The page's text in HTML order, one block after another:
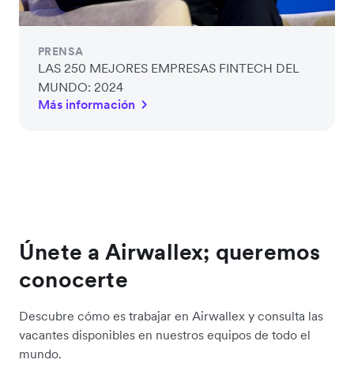
PRENSA
LAS 250 MEJORES EMPRESAS FINTECH DEL
MUNDO: 2024
Más información
Únete a Airwallex; queremos
conocerte
Descubre cómo es trabajar en Airwallex y consulta las
vacantes disponibles en nuestros equipos de todo el
mundo.